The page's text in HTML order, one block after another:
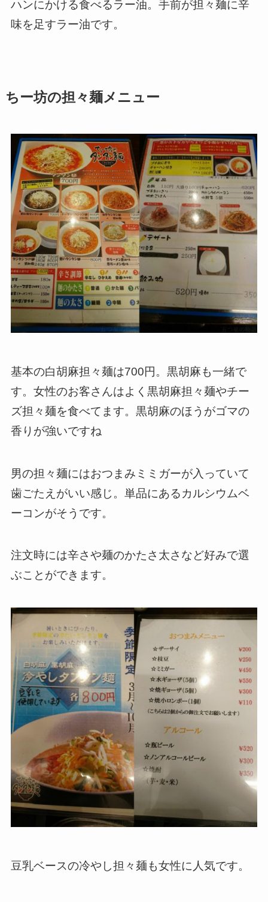
ハンにかける食べるラー油。手前が担々麺に辛
味を足すラー油です。
ちー坊の担々麺メニュー
基本の白胡麻担々麺は700円。黒胡麻も一緒で
す。女性のお客さんはよく黒胡麻担々麺やチー
ズ担々麺を食べてます。黒胡麻のほうがゴマの
香りが強いですね
男の担々麺にはおつまみミミガーが入っていて
歯ごたえがいい感じ。単品にあるカルシウムベ
ーコンがそうです。
注文時には辛さや麺のかたさ太さなど好みで選
ぶことができます。
豆乳ベースの冷やし担々麺も女性に人気です。